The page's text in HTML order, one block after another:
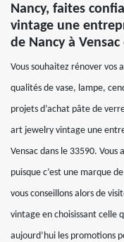
Nancy, faites
vintage une
de Nancy à
Vous souhaitez rénover vos
qualités de vase, lampe,
projets d’achat pâte de
art jewelry vintage une
Vensac dans le 33590. Vous
puisque c’est une marque
vous conseillons alors de
vintage en choisissant celle
aujourd’hui les promotions